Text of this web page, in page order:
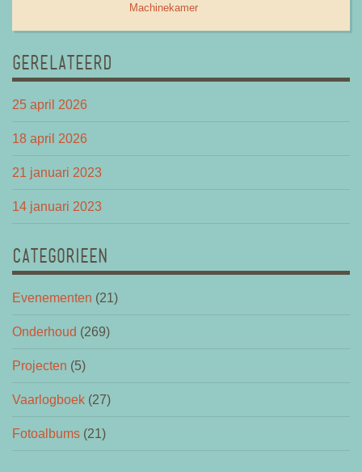
Machinekamer
GERELATEERD
25 april 2026
18 april 2026
21 januari 2023
14 januari 2023
CATEGORIEEN
Evenementen (21)
Onderhoud (269)
Projecten (5)
Vaarlogboek (27)
Fotoalbums (21)